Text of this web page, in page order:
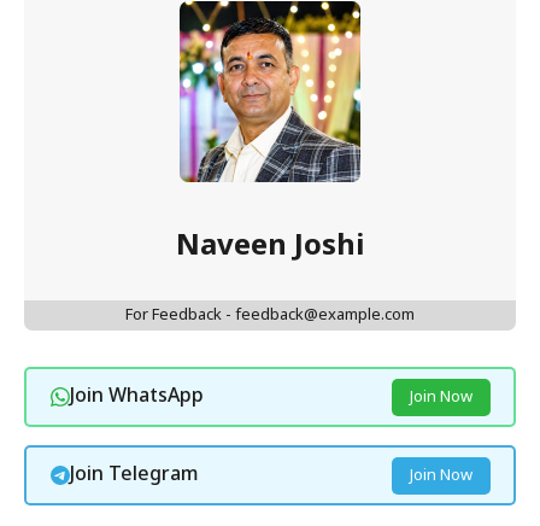
Naveen Joshi
For Feedback - feedback@example.com
Join WhatsApp Join Now
Join Telegram Join Now